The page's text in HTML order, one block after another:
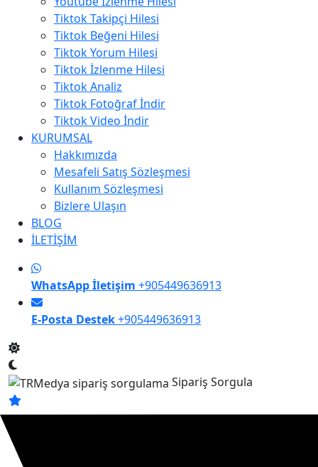
Tiktok Takipçi Hilesi
Tiktok Beğeni Hilesi
Tiktok Yorum Hilesi
Tiktok İzlenme Hilesi
Tiktok Analiz
Tiktok Fotoğraf İndir
Tiktok Video İndir
KURUMSAL
Hakkımızda
Mesafeli Satış Sözleşmesi
Kullanım Sözleşmesi
Bizlere Ulaşın
BLOG
İLETİŞİM
WhatsApp İletişim +905449636913
E-Posta Destek+905449636913
Sipariş Sorgula